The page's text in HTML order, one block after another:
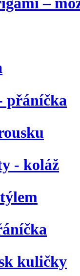
přáníčka
- koláž
kuličky